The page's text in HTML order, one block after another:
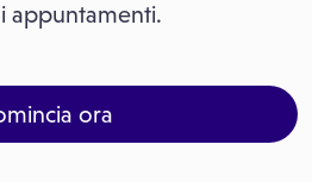
appuntamenti.
ora